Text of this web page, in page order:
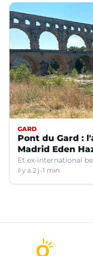
GARD
Pont du Gard :
Madrid Eden
Et ex-international
il y a 2 j 1 min